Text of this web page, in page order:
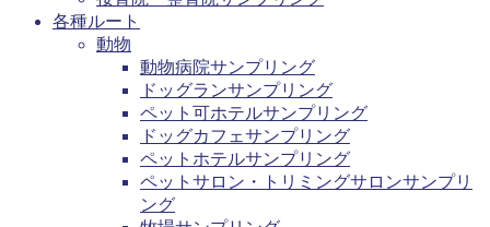
各種ルート
動物
動物病院サンプリング
ドッグランサンプリング
ペット可ホテルサンプリング
ドッグカフェサンプリング
ペットホテルサンプリング
ペットサロン・トリミングサロンサンプリ
ング